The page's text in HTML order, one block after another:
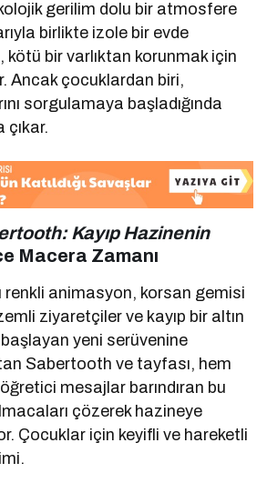
gerilim dolu bir atmosfere
birlikte izole bir evde
bir varlıktan korunmak için
Ancak çocuklardan biri,
sorgulamaya başladığında
çıkar.
Kayıp Hazinenin
Macera Zamanı
renkli animasyon, korsan gemisi
ziyaretçiler ve kayıp bir altın
yeni serüvenine
Sabertooth ve tayfası, hem
mesajlar barındıran bu
çözerek hazineye
Çocuklar için keyifli ve hareketli